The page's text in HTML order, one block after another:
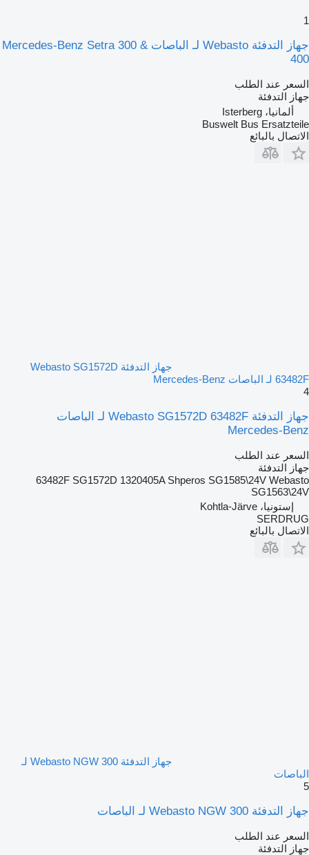
1
جهاز التدفئة Webasto لـ الباصات Mercedes-Benz Setra 300 &
400
السعر عند الطلب
جهاز التدفئة
ألمانيا، Isterberg
Buswelt Bus Ersatzteile
الاتصال بالبائع
جهاز التدفئة Webasto SG1572D
63482F لـ الباصات Mercedes-Benz
4
جهاز التدفئة Webasto SG1572D 63482F لـ الباصات
Mercedes-Benz
السعر عند الطلب
جهاز التدفئة
63482F SG1572D 1320405A Shperos SG1585\24V Webasto
SG1563\24V
إستونيا، Kohtla-Järve
SERDRUG
الاتصال بالبائع
جهاز التدفئة Webasto NGW 300 لـ
الباصات
5
جهاز التدفئة Webasto NGW 300 لـ الباصات
السعر عند الطلب
جهاز التدفئة